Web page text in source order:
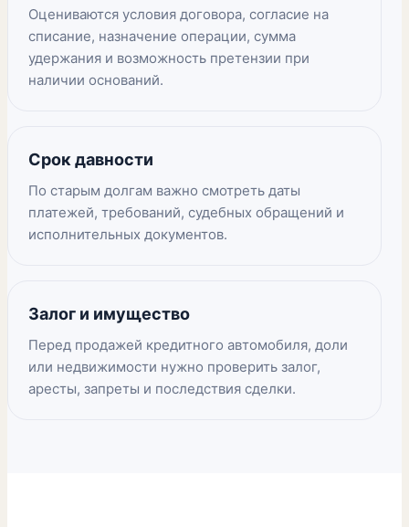
Оцениваются условия договора, согласие на
списание, назначение операции, сумма
удержания и возможность претензии при
наличии оснований.
Срок давности
По старым долгам важно смотреть даты
платежей, требований, судебных обращений и
исполнительных документов.
Залог и имущество
Перед продажей кредитного автомобиля, доли
или недвижимости нужно проверить залог,
аресты, запреты и последствия сделки.